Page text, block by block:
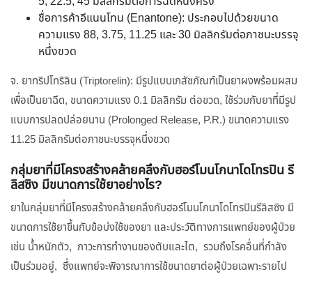
ชื่อการค้าอีแนนโทน (Enantone): ประกอบไปด้วยขนาด
ความแรง 88, 3.75, 11.25 และ 30 มิลลิกรัมต่อภาชนะบรรจุ
หนึ่งขวด
จ. ยาทริปโทริลิน (Triptorelin): มีรูปแบบเภสัชภัณฑ์เป็นยาผงพร้อมผสม
เพื่อเป็นยาฉีด, ขนาดความแรง 0.1 มิลลิกรัม ต่อขวด, ใช้ร่วมกับยาที่มีรูป
แบบการปลดปล่อยนาน (Prolonged Release, P.R.) ขนาดความแรง
11.25 มิลลิกรัมต่อภาชนะบรรจุหนึ่งขวด
กลุ่มยาที่มีโครงสร้างคล้ายคลึงกับฮอร์โมนโกนาโดโทรปิน รี
ลิสซิง มีขนาดการใช้ยาอย่างไร?
ยาในกลุ่มยาที่มีโครงสร้างคล้ายคลึงกับฮอร์โมนโกนาโดโทรปินรีลิสซิง มี
ขนาดการใช้ยาขึ้นกับข้อบ่งใช้ของยา และประวัติทางการแพทย์ของผู้ป่วย
เช่น น้ำหนักตัว, ภาวะการทำงานของตับและไต, รวมถึงโรคอื่นที่กำลัง
เป็นร่วมอยู่, ซึ่งแพทย์จะพิจารณาการใช้ขนาดยาต่อผู้ป่วยเฉพาะรายไป